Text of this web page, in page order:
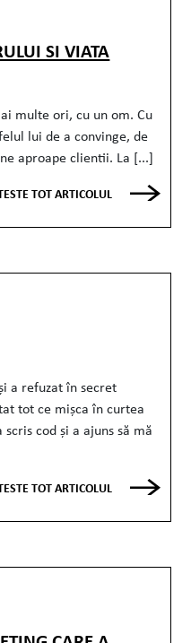
SI VIATA
multe ori, cu un om. Cu
lui de a convinge, de
aproape clientii. La [...]
TOT ARTICOLUL
a refuzat în secret
tot ce mișca în curtea
cod și a ajuns să mă
TOT ARTICOLUL